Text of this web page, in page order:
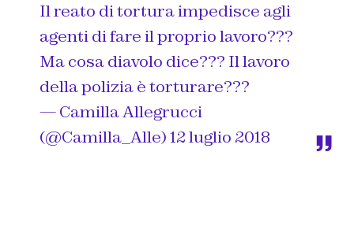
Il reato di tortura impedisce agli
agenti di fare il proprio lavoro???
Ma cosa diavolo dice??? Il lavoro
della polizia è torturare???
— Camilla Allegrucci
(@Camilla_Alle)12 luglio 2018